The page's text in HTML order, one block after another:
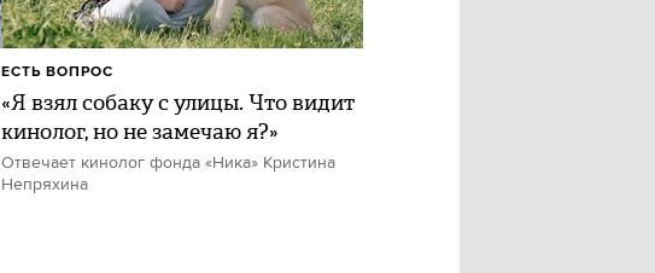
«Я взял собаку с улицы. Что видит
кинолог, но не замечаю я?»
Отвечает кинолог фонда «Ника» Кристина
Непряхина
ЕСТЬ ВОПРОС